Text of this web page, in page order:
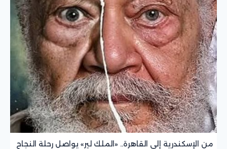
من الإسكندرية إلى القاهرة.. «الملك لير» يواصل رحلة النجاح